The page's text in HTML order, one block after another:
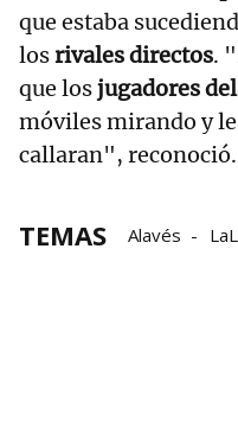
que estaba
losrivales directos.
que losjugadores
móviles mirando y
callaran", reconoció.
TEMAS Alavés